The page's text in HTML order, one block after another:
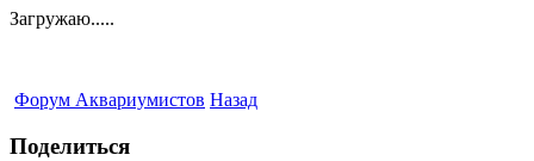
Загружаю.....
Форум Аквариумистов Назад
Поделиться